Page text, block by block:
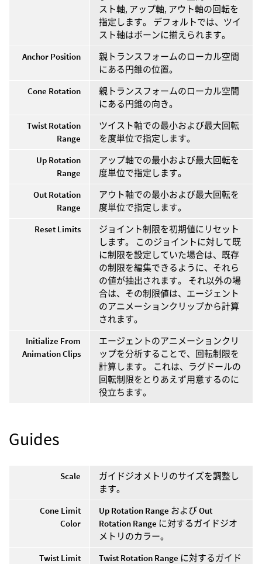
スト軸, アップ軸, アウト軸の回転を
指定します。 デフォルトでは、ツイ
スト軸はボーンに揃えられます。
Anchor Position
親トランスフォームのローカル空間
にある円錐の位置。
Cone Rotation
親トランスフォームのローカル空間
にある円錐の向き。
Twist Rotation
Range
ツイスト軸での最小および最大回転
を度単位で指定します。
Up Rotation
Range
アップ軸での最小および最大回転を
度単位で指定します。
Out Rotation
Range
アウト軸での最小および最大回転を
度単位で指定します。
Reset Limits
ジョイント制限を初期値にリセット
します。 このジョイントに対して既
に制限を設定していた場合は、既存
の制限を編集できるように、それら
の値が抽出されます。 それ以外の場
合は、その制限値は、エージェント
のアニメーションクリップから計算
されます。
Initialize From
Animation Clips
エージェントのアニメーションクリ
ップを分析することで、回転制限を
計算します。 これは、ラグドールの
回転制限をとりあえず用意するのに
役立ちます。
Guides
Scale
ガイドジオメトリのサイズを調整し
ます。
Cone Limit
Color
Up Rotation Range およびOut
Rotation Range に対するガイドジオ
メトリのカラー。
Twist Limit
Twist Rotation Range に対するガイド